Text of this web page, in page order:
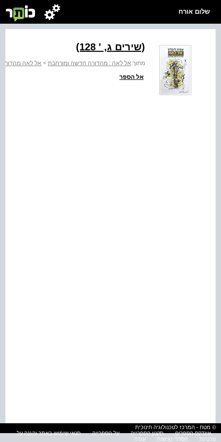
שלום אורח
(שירים ג, ‭(128 '‬
מתוך:אל לאה : מהדורה חדשה ומורחבת > אל לאה
אל הספר
© מטח - המרכז לטכנולוגיה חינוכית
אינדקס הספרים
תקנון הספרייה על הספרייה
תנאי שימוש באתר והגנה על
פרטיות
הסדרי נגישות עזרה